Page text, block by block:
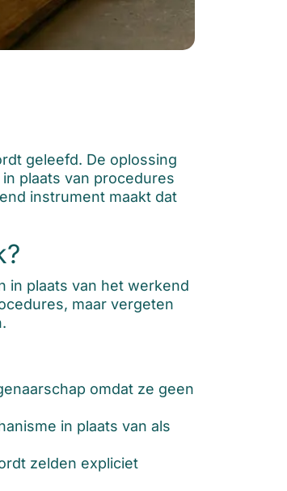
geleefd. De oplossing
plaats van procedures
instrument maakt dat
in plaats van het werkend
maar vergeten
omdat ze geen
in plaats van als
zelden expliciet